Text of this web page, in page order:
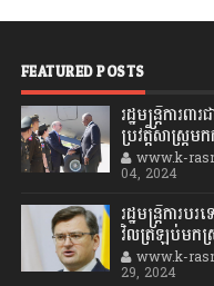
FEATURED POSTS
រដ្ឋមន្រ្តីការព
ប្រវត្តិសាស្រ្តម
www.k-
04, 2024
រដ្ឋមន្ត្រីការ
វិលត្រឡប់មក
www.k-
29, 2024